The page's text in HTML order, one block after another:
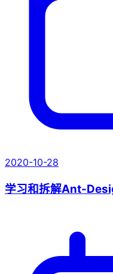
2020-10-28
学习和拆解Ant-